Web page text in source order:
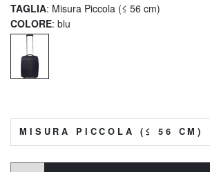
TAGLIA: Misura Piccola (≤ 56 cm)
COLORE: blu
MISURA PICCOLA (≤ 56 CM)